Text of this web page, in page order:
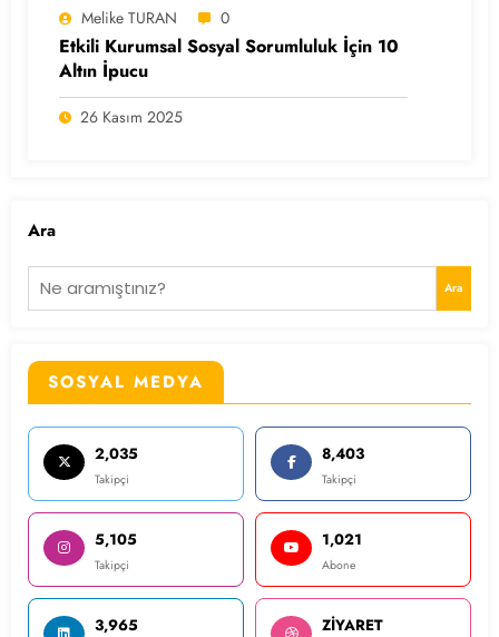
Melike TURAN 0
Etkili Kurumsal Sosyal Sorumluluk İçin 10
Altın İpucu
26 Kasım 2025
Ara
Ara
SOSYAL MEDYA
2,035
Takipçi
8,403
Takipçi
5,105
Takipçi
1,021
Abone
3,965 ZİYARET